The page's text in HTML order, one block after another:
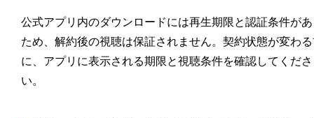
公式アプリ内のダウンロードには再生期限と認証条件が
ため、解約後の視聴は保証されません。契約状態が変わ
に、アプリに表示される期限と視聴条件を確認してくださ
い。